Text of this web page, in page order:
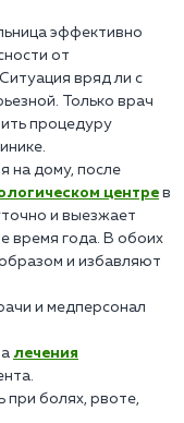
эффективно
от
вряд ли с
Только врач
процедуру
на дому, после
центре в
и выезжает
время года. В обоих
и избавляют
и медперсонал
лечения
при болях, рвоте,